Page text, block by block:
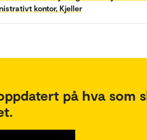
kontor, Kjeller
på hva som